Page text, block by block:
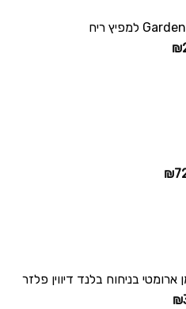
₪המחיר
₪המחיר
בניחוח בלנד דיווין פלזר
₪המחיר